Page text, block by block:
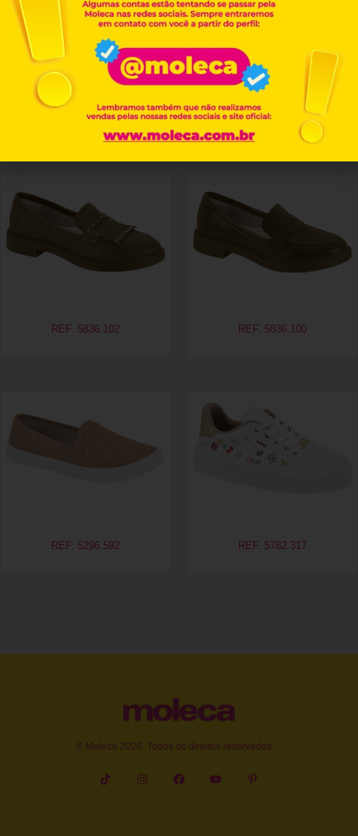
Produtos relacionados
REF. 5836.102 REF. 5836.100
REF. 5296.592 REF. 5782.317
© Moleca 2026. Todos os direitos reservados.